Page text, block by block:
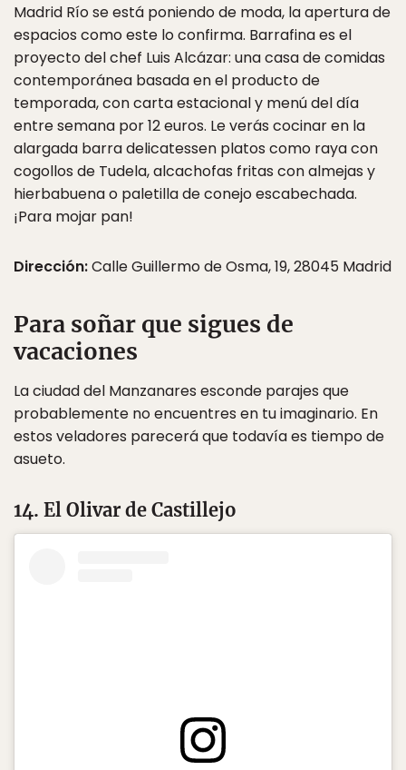
Madrid Río se está poniendo de moda, la apertura de
espacios como este lo confirma. Barrafina es el
proyecto del chef Luis Alcázar: una casa de comidas
contemporánea basada en el producto de
temporada, con carta estacional y menú del día
entre semana por 12 euros. Le verás cocinar en la
alargada barra delicatessen platos como raya con
cogollos de Tudela, alcachofas fritas con almejas y
hierbabuena o paletilla de conejo escabechada.
¡Para mojar pan!
Dirección:Calle Guillermo de Osma, 19, 28045 Madrid
Para soñar que sigues de
vacaciones
La ciudad del Manzanares esconde parajes que
probablemente no encuentres en tu imaginario. En
estos veladores parecerá que todavía es tiempo de
asueto.
14. El Olivar de Castillejo